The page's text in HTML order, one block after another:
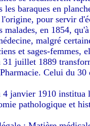
les baraques en
pour servir
malades, en 1854,
malgré
et sages-femmes,
31 juillet 1889
Celui du
4 janvier 1910 institua
pathologique et